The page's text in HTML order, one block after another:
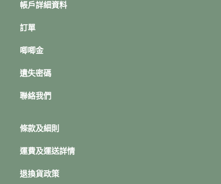
帳戶詳細資料
訂單
唧唧金
遺失密碼
聯絡我們
條款及細則
運費及運送詳情
退換貨政策